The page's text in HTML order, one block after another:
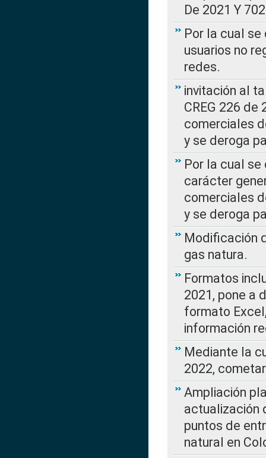
De 2021 Y
Por la cual
usuarios no
redes.
invitación al
CREG 226
comerciales
y se deroga
Por la cual
carácter
comerciales
y se deroga
Modificación
gas natura.
Formatos
2021, pone a
formato
información
Mediante la
2022,
Ampliación
actualización
puntos de
natural en